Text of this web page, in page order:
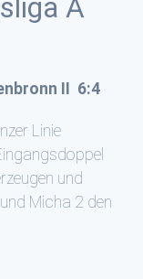
A
II 6:4
Linie
und
Micha 2 den